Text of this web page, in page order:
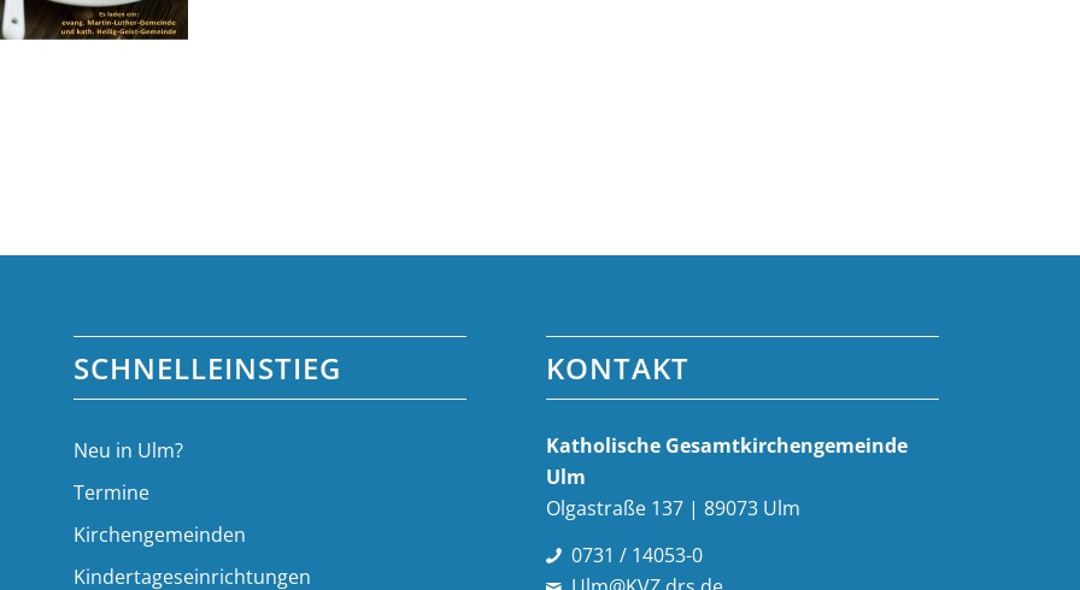
SCHNELLEINSTIEG
Neu in Ulm?
Termine
Kirchengemeinden
Kindertageseinrichtungen
KONTAKT
Katholische Gesamt­kirchen­gemeinde
Ulm
Olgastraße 137 | 89073 Ulm
0731 / 14053-0